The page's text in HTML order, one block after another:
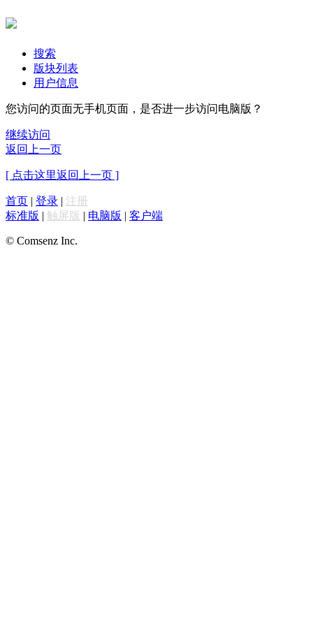
搜索
版块列表
用户信息
您访问的页面无手机页面，是否进一步访问电脑版？
继续访问
返回上一页
[ 点击这里返回上一页 ]
首页 | 登录 | 注册
标准版 | 触屏版 | 电脑版 | 客户端
© Comsenz Inc.